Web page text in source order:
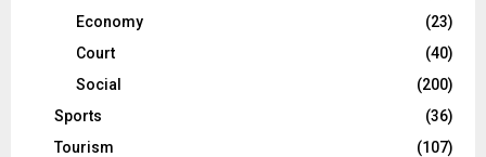
Economy
(23)
Court
(40)
Social
(200)
Sports
(36)
Tourism
(107)